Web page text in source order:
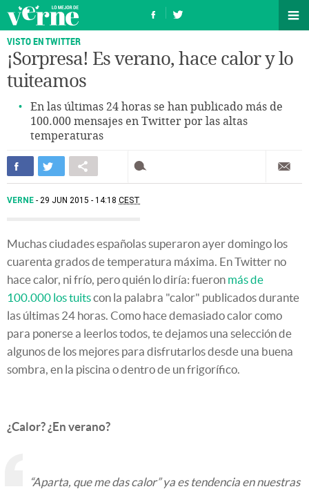
VISTO EN TWITTER
¡Sorpresa! Es verano, hace calor y lo
tuiteamos
En las últimas 24 horas se han publicado más de
100.000 mensajes en Twitter por las altas
temperaturas
VERNE 29 JUN 2015 - 14:18 CEST
Muchas ciudades españolas superaron ayer domingo los
cuarenta grados de temperatura máxima. En Twitter no
hace calor, ni frío, pero quién lo diría: fueron más de
100.000 los tuitscon la palabra "calor" publicados durante
las últimas 24 horas. Como hace demasiado calor como
para ponerse a leerlos todos, te dejamos una selección de
algunos de los mejores para disfrutarlos desde una buena
sombra, en la piscina o dentro de un frigorífico.
¿Calor? ¿En verano?
“Aparta, que me das calor” ya es tendencia en nuestras